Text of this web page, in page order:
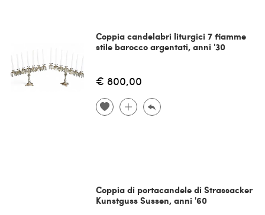
Coppia candelabri liturgici 7 fiamme
stile barocco argentati, anni '30
€ 800,00
Coppia di portacandele di Strassacker
Kunstguss Sussen, anni '60